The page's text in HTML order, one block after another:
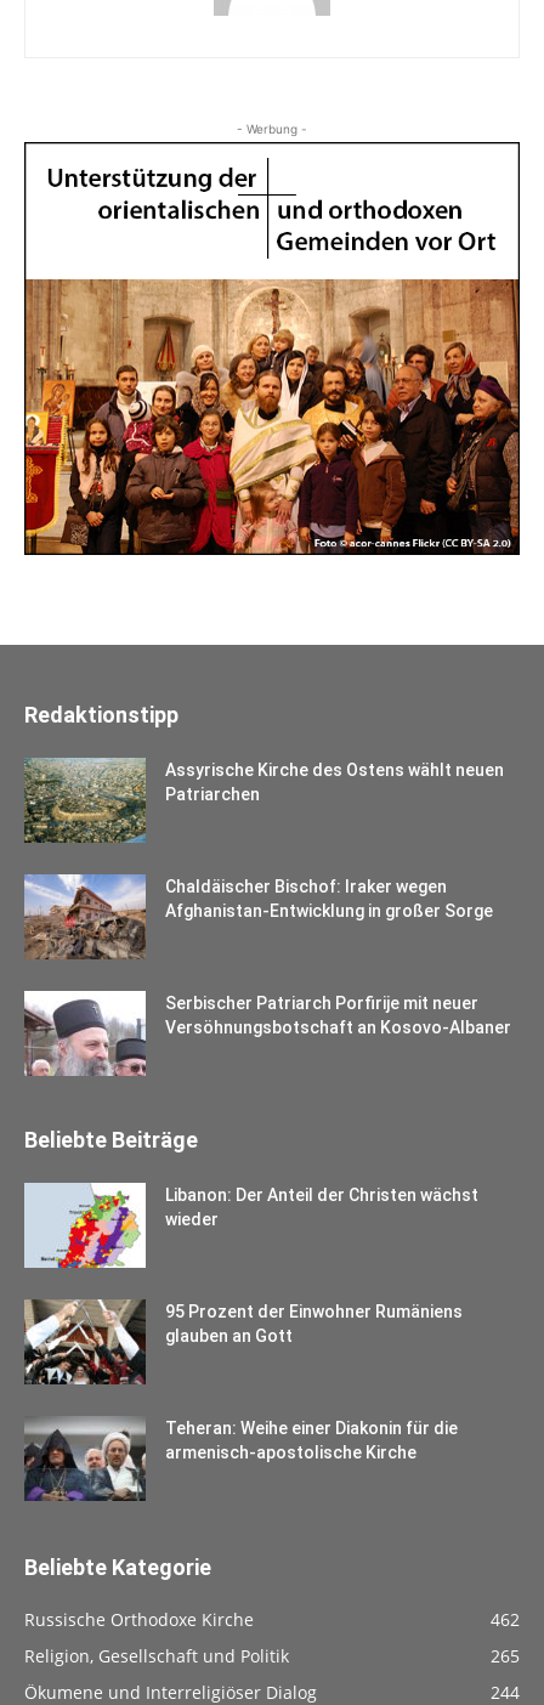
- Werbung -
Redaktionstipp
Assyrische Kirche des Ostens wählt neuen
Patriarchen
Chaldäischer Bischof: Iraker wegen
Afghanistan-Entwicklung in großer Sorge
Serbischer Patriarch Porfirije mit neuer
Versöhnungsbotschaft an Kosovo-Albaner
Beliebte Beiträge
Libanon: Der Anteil der Christen wächst
wieder
95 Prozent der Einwohner Rumäniens
glauben an Gott
Teheran: Weihe einer Diakonin für die
armenisch-apostolische Kirche
Beliebte Kategorie
Russische Orthodoxe Kirche
462
Religion, Gesellschaft und Politik
265
Ökumene und Interreligiöser Dialog
244